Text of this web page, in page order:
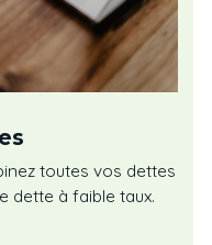
toutes vos dettes
dette à faible taux.